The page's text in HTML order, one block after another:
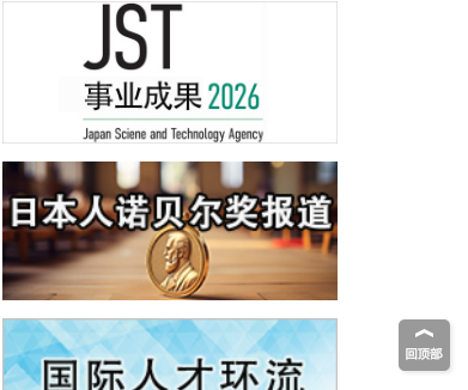
九州大学揭示夜间眼压升高机制：两种激素
东京都产技研采用新手法开发出可稳定工作
至300℃的介电材料，已验证电容器可在汽车
发动机等高温环境下工作
经济・社会
日本生成式AI使用者占比一年内翻倍，但与
中美德仍有较大差距
政策
日本修订首都直下型地震紧急对策：目标为
死亡人数至少减半，重点强化火灾防控
科学研究
福井大学发现细胞记忆过往并抑制反应的机
制，阐明即便DNA相同反应迥异之谜
神户大学确认口服癌症疫苗B440单药给药的
安全性，在转移性尿路上皮癌患者中开展临
床试验
政策